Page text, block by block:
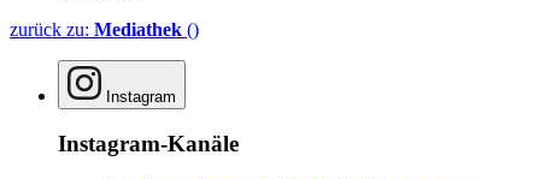
zurück zu: Mediathek ()
Instagram
Instagram-Kanäle